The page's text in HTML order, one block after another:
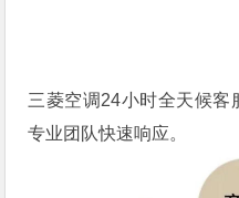
三菱空调24小时全天候客
专业团队快速响应。